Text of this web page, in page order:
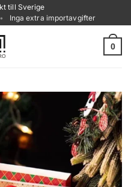
till Sverige
• Inga extra importavgifter
0